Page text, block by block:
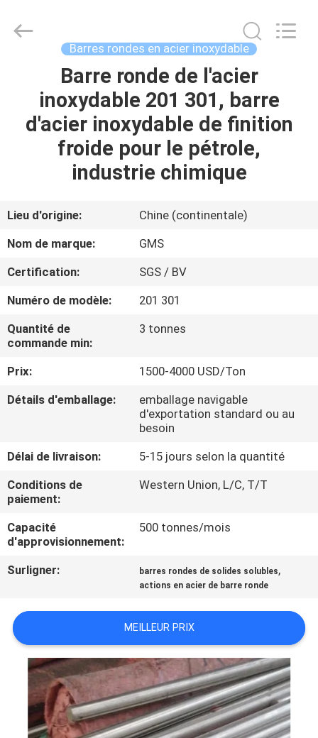
MAISON
PRODUITS
DE
NOUS
VISITE
D'USINE
CONTRÔLE
DE
QUALITÉ
CONTACTEZ-
CAS
COMPANY
NEWS
PLAN
SITE
STEEL
INDUSTRIAL
Barres rondes en acier inoxydable
Barre ronde de l'acier
inoxydable 201 301, barre
d'acier inoxydable de finition
froide pour le pétrole,
industrie chimique
Lieu d'origine:
Chine (continentale)
Nom de marque:
GMS
Certification:
SGS / BV
Numéro de modèle:
201 301
Quantité de
commande min:
3 tonnes
Prix:
1500-4000 USD/Ton
Détails d'emballage:
emballage navigable
d'exportation standard ou au
besoin
Délai de livraison:
5-15 jours selon la quantité
Conditions de
paiement:
Western Union, L/C, T/T
Capacité
d'approvisionnement:
500 tonnes/mois
Surligner: barres rondes de solides solubles,
actions en acier de barre ronde
MEILLEUR PRIX